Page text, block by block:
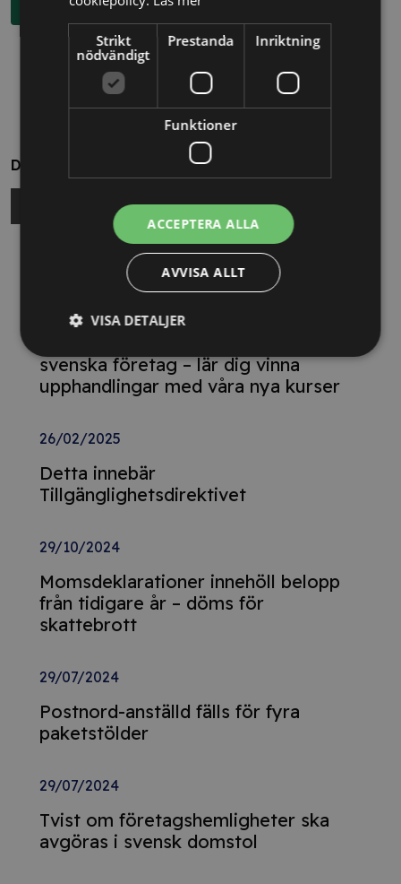
Boka rådgivning
Dela
Relaterade nyheter
svenska företag – lär dig vinna
upphandlingar med våra nya kurser
26/02/2025
Detta innebär
Tillgänglighetsdirektivet
29/10/2024
Momsdeklarationer innehöll belopp
från tidigare år – döms för
skattebrott
29/07/2024
Postnord-anställd fälls för fyra
paketstölder
29/07/2024
Tvist om företagshemligheter ska
avgöras i svensk domstol
Strikt
nödvändigt
Prestanda Inriktning
Funktioner
ACCEPTERA ALLA
AVVISA ALLT
VISA DETALJER